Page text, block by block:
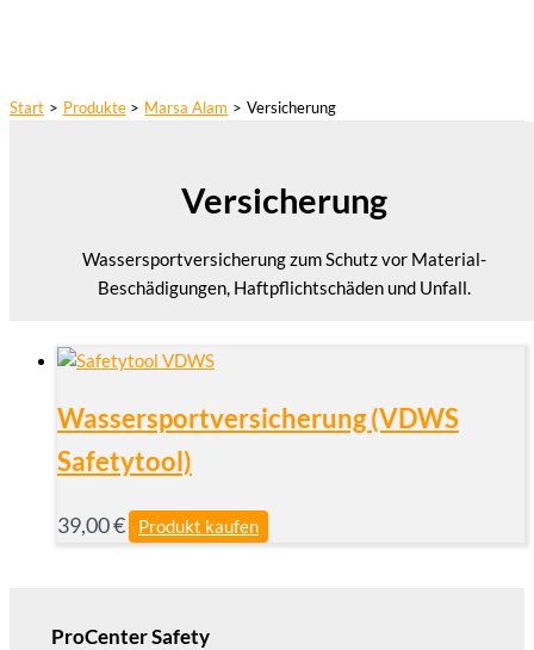
Start Produkte Marsa Alam Versicherung
Versicherung
Wassersportversicherung zum Schutz vor Material-
Beschädigungen, Haftpflichtschäden und Unfall.
Wassersportversicherung (VDWS
Safetytool)
39,00€ Produkt kaufen
ProCenter Safety